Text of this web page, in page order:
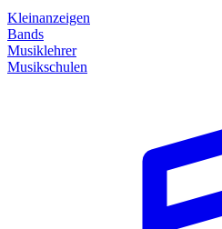
Kleinanzeigen
Bands
Musiklehrer
Musikschulen